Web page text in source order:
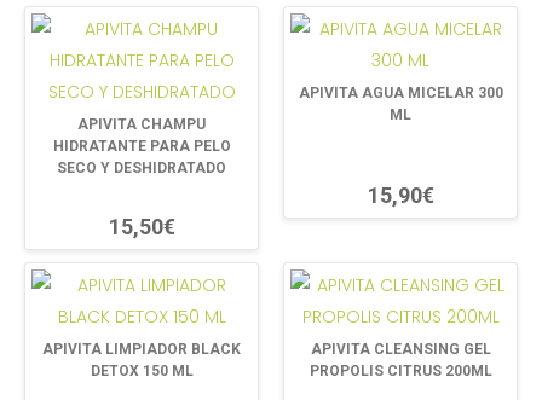
APIVITA CHAMPU
HIDRATANTE PARA PELO
SECO Y DESHIDRATADO
15,50€
APIVITA AGUA MICELAR 300
ML
15,90€
APIVITA LIMPIADOR BLACK
DETOX 150 ML
APIVITA CLEANSING GEL
PROPOLIS CITRUS 200ML